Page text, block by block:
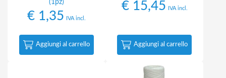
(1pz)
€ 1,35 IVA incl.
Aggiungi al carrello
€15,45 IVA incl.
Aggiungi al carrello